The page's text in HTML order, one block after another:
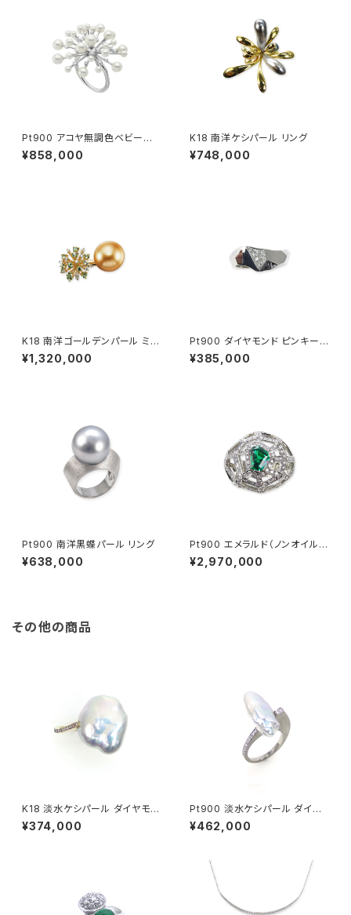
Pt900 アコヤ無調色ベビーパ
ール ダイヤモンド リング
¥858,000
K18 南洋ケシパール リング
¥748,000
K18 南洋ゴールデンパール ミン
トガーネット ダイヤモンド リン
グ
¥1,320,000
Pt900 ダイヤモンド ピンキーリ
ング
¥385,000
Pt900 南洋黒蝶パール リング
¥638,000
Pt900 エメラルド（ノンオイル）
ダイヤモンド リング
¥2,970,000
その他の商品
K18 淡水ケシパール ダイヤモン
ド リング
¥374,000
Pt900 淡水ケシパール ダイヤ
モンド リング
¥462,000